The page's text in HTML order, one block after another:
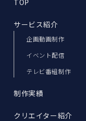
サービス紹介
企画動画制作
イベント配信
テレビ番組制作
制作実績
クリエイター紹介